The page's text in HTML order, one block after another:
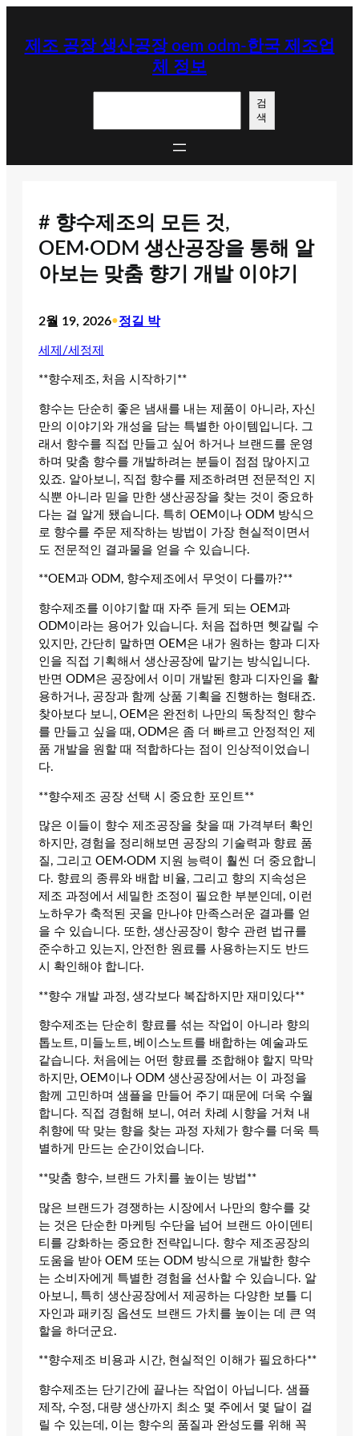
제조 공장 생산공장 oem odm-한국 제조업
체 정보
검
색
# 향수제조의 모든 것,
OEM·ODM 생산공장을 통해 알
아보는 맞춤 향기 개발 이야기
2월 19, 2026•정길 박
세제/세정제
**향수제조, 처음 시작하기**
향수는 단순히 좋은 냄새를 내는 제품이 아니라, 자신
만의 이야기와 개성을 담는 특별한 아이템입니다. 그
래서 향수를 직접 만들고 싶어 하거나 브랜드를 운영
하며 맞춤 향수를 개발하려는 분들이 점점 많아지고
있죠. 알아보니, 직접 향수를 제조하려면 전문적인 지
식뿐 아니라 믿을 만한 생산공장을 찾는 것이 중요하
다는 걸 알게 됐습니다. 특히 OEM이나 ODM 방식으
로 향수를 주문 제작하는 방법이 가장 현실적이면서
도 전문적인 결과물을 얻을 수 있습니다.
**OEM과 ODM, 향수제조에서 무엇이 다를까?**
향수제조를 이야기할 때 자주 듣게 되는 OEM과
ODM이라는 용어가 있습니다. 처음 접하면 헷갈릴 수
있지만, 간단히 말하면 OEM은 내가 원하는 향과 디자
인을 직접 기획해서 생산공장에 맡기는 방식입니다.
반면 ODM은 공장에서 이미 개발된 향과 디자인을 활
용하거나, 공장과 함께 상품 기획을 진행하는 형태죠.
찾아보다 보니, OEM은 완전히 나만의 독창적인 향수
를 만들고 싶을 때, ODM은 좀 더 빠르고 안정적인 제
품 개발을 원할 때 적합하다는 점이 인상적이었습니
다.
**향수제조 공장 선택 시 중요한 포인트**
많은 이들이 향수 제조공장을 찾을 때 가격부터 확인
하지만, 경험을 정리해보면 공장의 기술력과 향료 품
질, 그리고 OEM·ODM 지원 능력이 훨씬 더 중요합니
다. 향료의 종류와 배합 비율, 그리고 향의 지속성은
제조 과정에서 세밀한 조정이 필요한 부분인데, 이런
노하우가 축적된 곳을 만나야 만족스러운 결과를 얻
을 수 있습니다. 또한, 생산공장이 향수 관련 법규를
준수하고 있는지, 안전한 원료를 사용하는지도 반드
시 확인해야 합니다.
**향수 개발 과정, 생각보다 복잡하지만 재미있다**
향수제조는 단순히 향료를 섞는 작업이 아니라 향의
톱노트, 미들노트, 베이스노트를 배합하는 예술과도
같습니다. 처음에는 어떤 향료를 조합해야 할지 막막
하지만, OEM이나 ODM 생산공장에서는 이 과정을
함께 고민하며 샘플을 만들어 주기 때문에 더욱 수월
합니다. 직접 경험해 보니, 여러 차례 시향을 거쳐 내
취향에 딱 맞는 향을 찾는 과정 자체가 향수를 더욱 특
별하게 만드는 순간이었습니다.
**맞춤 향수, 브랜드 가치를 높이는 방법**
많은 브랜드가 경쟁하는 시장에서 나만의 향수를 갖
는 것은 단순한 마케팅 수단을 넘어 브랜드 아이덴티
티를 강화하는 중요한 전략입니다. 향수 제조공장의
도움을 받아 OEM 또는 ODM 방식으로 개발한 향수
는 소비자에게 특별한 경험을 선사할 수 있습니다. 알
아보니, 특히 생산공장에서 제공하는 다양한 보틀 디
자인과 패키징 옵션도 브랜드 가치를 높이는 데 큰 역
할을 하더군요.
**향수제조 비용과 시간, 현실적인 이해가 필요하다**
향수제조는 단기간에 끝나는 작업이 아닙니다. 샘플
제작, 수정, 대량 생산까지 최소 몇 주에서 몇 달이 걸
릴 수 있는데, 이는 향수의 품질과 완성도를 위해 꼭